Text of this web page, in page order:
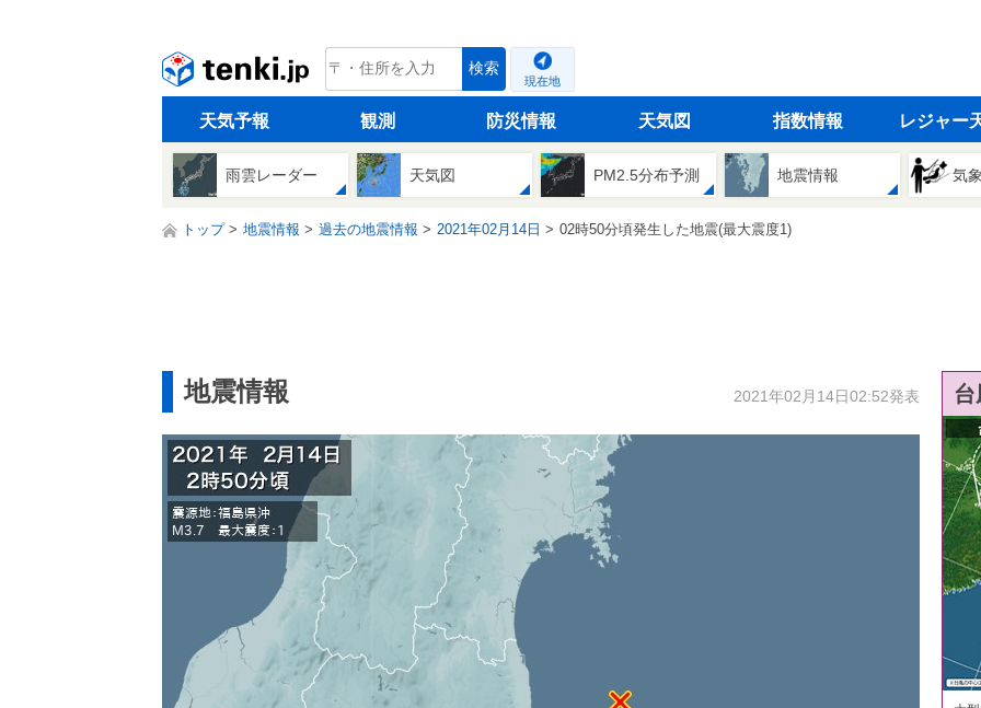
tenki.jp 検索
現在地
天気予報 観測 防災情報 天気図 指数情報 レジャー
雨雲レーダー 天気図 PM2.5分布予測 地震情報 気
トップ 地震情報 過去の地震情報 2021年02月14日 02時50分頃発生した地震(最大震度1)
地震情報 2021年02月14日02:52発表